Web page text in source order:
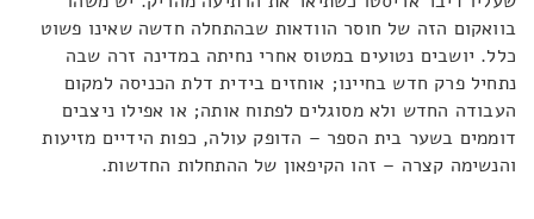
בוואקום הזה של חוסר הוודאות שבהתחלה חדשה שאינו פשוט
כלל. יושבים נטועים במטוס אחרי נחיתה במדינה זרה שבה
נתחיל פרק חדש בחיינו; אוחזים בידית דלת הכניסה למקום
העבודה החדש ולא מסוגלים לפתוח אותה; או אפילו ניצבים
דוממים בשער בית הספר – הדופק עולה, כפות הידיים מזיעות
והנשימה קצרה – זהו הקיפאון של ההתחלות החדשות.